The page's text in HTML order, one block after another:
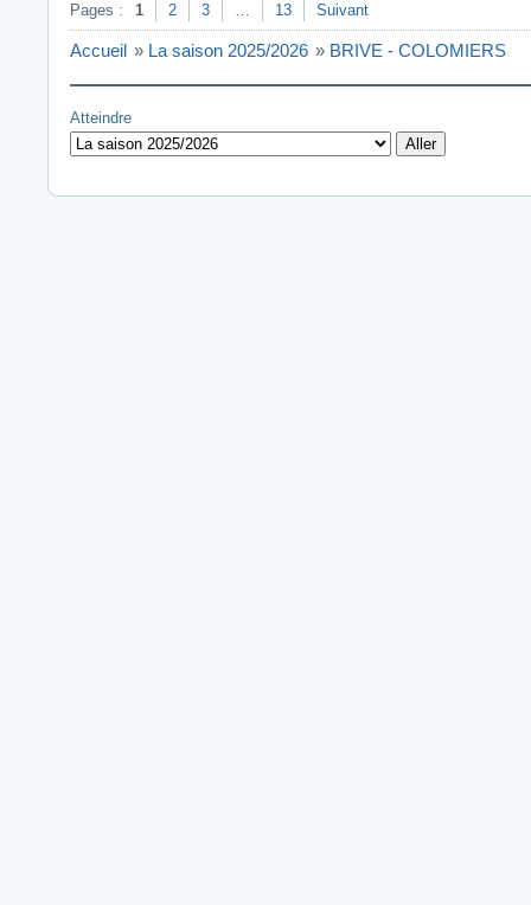
Pages : 1 2 3 … 13 Suivant
Accueil » La saison 2025/2026 » BRIVE - COLOMIERS
Atteindre